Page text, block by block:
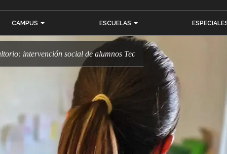
CAMPUS ESCUELAS
intervención social de alumnos Tec